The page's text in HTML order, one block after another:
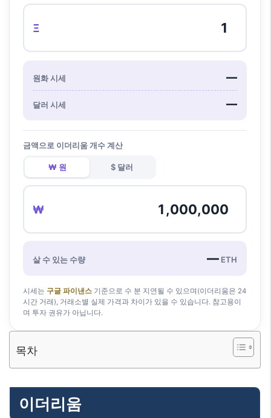
Ξ
원화 시세 —
달러 시세 —
금액으로 이더리움 개수 계산
₩ 원 $ 달러
₩
살 수 있는 수량 — ETH
시세는 구글 파이낸스 기준으로 수 분 지연될 수 있으며(이더리움은 24
시간 거래), 거래소별 실제 가격과 차이가 있을 수 있습니다. 참고용이
며 투자 권유가 아닙니다.
목차
이더리움